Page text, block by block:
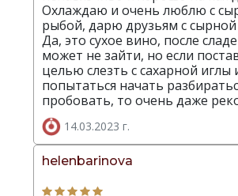
Охлаждаю и очень люблю с
рыбой, дарю друзьям с сырной
Да, это сухое вино, после
может не зайти, но если
целью слезть с сахарной иглы
попытаться начать
пробовать, то очень даже
14.03.2023 г.
helenbarinova